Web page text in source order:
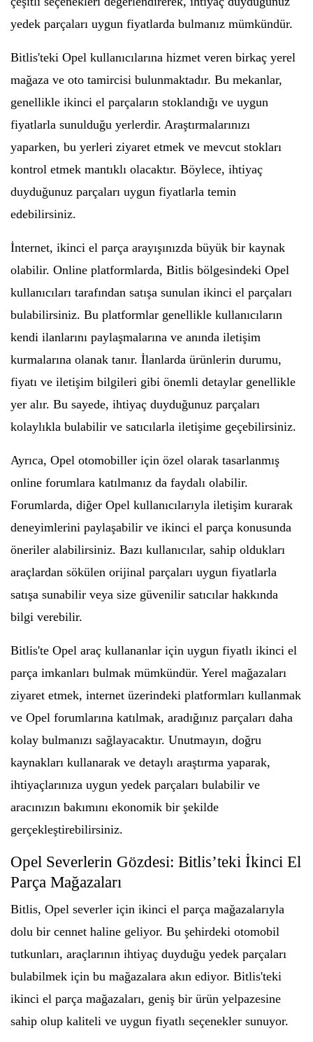
yedek parçaları uygun fiyatlarda bulmanız mümkündür.
Bitlis'teki Opel kullanıcılarına hizmet veren birkaç yerel
mağaza ve oto tamircisi bulunmaktadır. Bu mekanlar,
genellikle ikinci el parçaların stoklandığı ve uygun
fiyatlarla sunulduğu yerlerdir. Araştırmalarınızı
yaparken, bu yerleri ziyaret etmek ve mevcut stokları
kontrol etmek mantıklı olacaktır. Böylece, ihtiyaç
duyduğunuz parçaları uygun fiyatlarla temin
edebilirsiniz.
İnternet, ikinci el parça arayışınızda büyük bir kaynak
olabilir. Online platformlarda, Bitlis bölgesindeki Opel
kullanıcıları tarafından satışa sunulan ikinci el parçaları
bulabilirsiniz. Bu platformlar genellikle kullanıcıların
kendi ilanlarını paylaşmalarına ve anında iletişim
kurmalarına olanak tanır. İlanlarda ürünlerin durumu,
fiyatı ve iletişim bilgileri gibi önemli detaylar genellikle
yer alır. Bu sayede, ihtiyaç duyduğunuz parçaları
kolaylıkla bulabilir ve satıcılarla iletişime geçebilirsiniz.
Ayrıca, Opel otomobiller için özel olarak tasarlanmış
online forumlara katılmanız da faydalı olabilir.
Forumlarda, diğer Opel kullanıcılarıyla iletişim kurarak
deneyimlerini paylaşabilir ve ikinci el parça konusunda
öneriler alabilirsiniz. Bazı kullanıcılar, sahip oldukları
araçlardan sökülen orijinal parçaları uygun fiyatlarla
satışa sunabilir veya size güvenilir satıcılar hakkında
bilgi verebilir.
Bitlis'te Opel araç kullananlar için uygun fiyatlı ikinci el
parça imkanları bulmak mümkündür. Yerel mağazaları
ziyaret etmek, internet üzerindeki platformları kullanmak
ve Opel forumlarına katılmak, aradığınız parçaları daha
kolay bulmanızı sağlayacaktır. Unutmayın, doğru
kaynakları kullanarak ve detaylı araştırma yaparak,
ihtiyaçlarınıza uygun yedek parçaları bulabilir ve
aracınızın bakımını ekonomik bir şekilde
gerçekleştirebilirsiniz.
Opel Severlerin Gözdesi: Bitlis’teki İkinci El
Parça Mağazaları
Bitlis, Opel severler için ikinci el parça mağazalarıyla
dolu bir cennet haline geliyor. Bu şehirdeki otomobil
tutkunları, araçlarının ihtiyaç duyduğu yedek parçaları
bulabilmek için bu mağazalara akın ediyor. Bitlis'teki
ikinci el parça mağazaları, geniş bir ürün yelpazesine
sahip olup kaliteli ve uygun fiyatlı seçenekler sunuyor.